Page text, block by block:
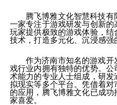
腾飞博雅文化智慧科技
一家专注于游戏研发与创新
玩家提供极致的游戏体验，
技术，打造多元化、沉浸感强
作为济南市知名的游戏
戏行业内拥有独特的优势。
术能力的专业人士组成，研
拟现实等多个平台。凭借着
的应用，腾飞博雅文化已成
家喜爱。